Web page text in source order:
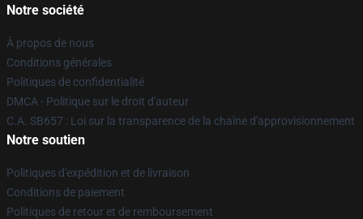
Notre société
À propos de nous
Conditions générales
Politiques de confidentialité
DMCA - Politique sur le droit d'auteur
C.A. SB657 : Loi sur la transparence de la chaîne d'approvisionnement
Notre soutien
Politiques d'expédition et de livraison
Conditions de paiement
Politiques de retour et de remboursement